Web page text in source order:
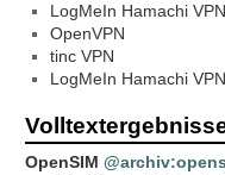
LogMeIn Hamachi VPN
OpenVPN
tinc VPN
LogMeIn Hamachi VPN
OpenSIM